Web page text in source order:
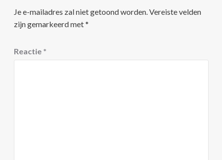
Je e-mailadres zal niet getoond worden.Vereiste velden
zijn gemarkeerd met*
Reactie *